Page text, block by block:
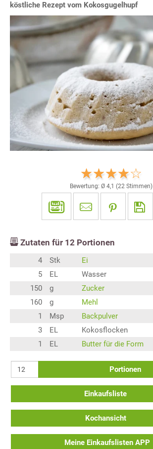
köstliche Rezept vom Kokosgugelhupf
Bewertung: Ø 4,1 (22Stimmen)
Zutaten für 12 Portionen
4 Stk
Ei
5
EL
Wasser
150
g
Zucker
160
g
Mehl
1
Msp
Backpulver
3
EL
Kokosflocken
1
EL Butter für die Form
Portionen
Einkaufsliste
Kochansicht
Meine Einkaufslisten APP